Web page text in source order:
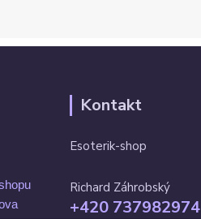
Kontakt
Esoterik-shop
Richard Záhrobský
+420 737982974